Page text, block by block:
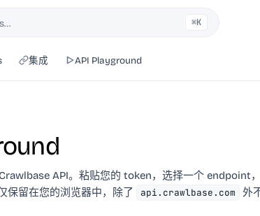
⌘K
集成 API Playground
API。粘贴您的 token，选择一个 endpoint
保留在您的浏览器中，除了
api.crawlbase.com
外